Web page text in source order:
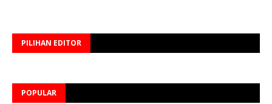
PILIHAN EDITOR
POPULAR